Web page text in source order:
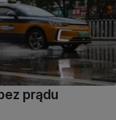
prądu